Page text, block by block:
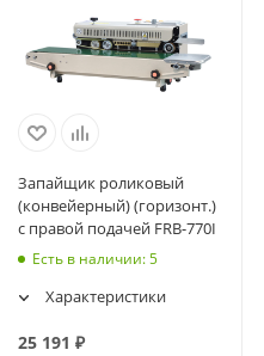
Запайщик роликовый
(конвейерный) (горизонт.)
с правой подачей FRB-770I
Есть в наличии: 5
Характеристики
25 191 ₽